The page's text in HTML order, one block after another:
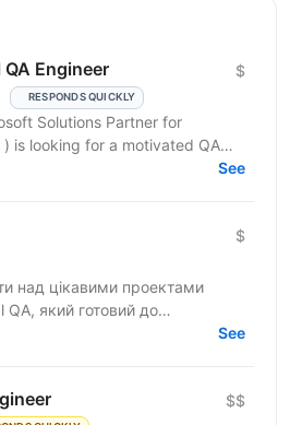
Engineer
RESPONDS QUICKLY
$
Solutions Partner for
) is looking for a motivated QA
Engineer to join our growing team. QA Engineer will...See
$
над цікавими проектами
QA, який готовий до
та навчанню написанню
See
$$